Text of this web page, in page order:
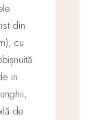
din
cu
in
de